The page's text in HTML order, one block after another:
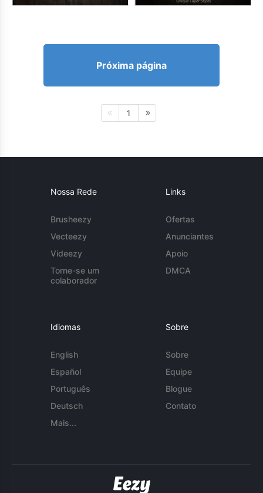
Próxima página
1
Nossa Rede
Brusheezy
Vecteezy
Videezy
Torne-se um
colaborador
Links
Ofertas
Anunciantes
Apoio
DMCA
Idiomas
English
Español
Português
Deutsch
Mais...
Sobre
Sobre
Equipe
Blogue
Contato